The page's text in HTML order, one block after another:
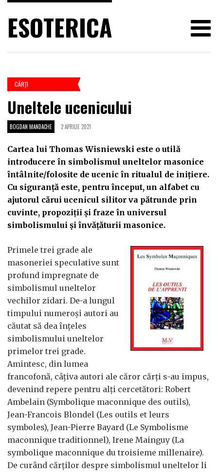
ESOTERICA
CĂRŢI
Uneltele ucenicului
BOGDAN MANDACHE 2 APRILIE 2021
Cartea lui Thomas Wisniewski este o utilă
introducere în simbolismul uneltelor masonice
întâlnite/folosite de ucenic în ritualul de inițiere.
Cu siguranță este, pentru început, un alfabet cu
ajutorul cărui ucenicul silitor va pătrunde prin
cuvinte, propoziții și fraze în universul
simbolismului și învățăturii masonice.
Primele trei grade ale
masoneriei speculative sunt
profund impregnate de
simbolismul uneltelor
vechilor zidari. De-a lungul
timpului numeroși autori au
căutat să dea înțeles
simbolismului uneltelor
primelor trei grade.
Amintesc, din lumea
francofonă, câțiva autori ale căror cărți s-au impus,
devenind repere pentru alți cercetători: Robert
Ambelain (Symbolique maconnique des outils),
Jean-Francois Blondel (Les outils et leurs
symboles), Jean-Pierre Bayard (Le Symbolisme
maconnique traditionnel), Irene Mainguy (La
symbolique maconnique du troisieme millenaire).
De curând cărților despre simbolismul uneltelor li